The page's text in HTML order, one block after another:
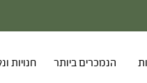
הנמכרים ביותר חנויות